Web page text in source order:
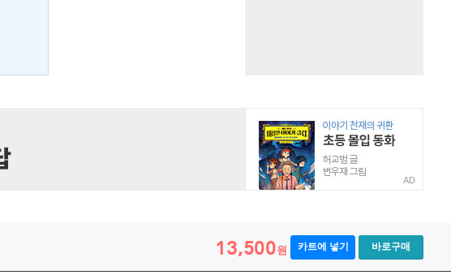
AD
13,500원 카트에 넣기 바로구매